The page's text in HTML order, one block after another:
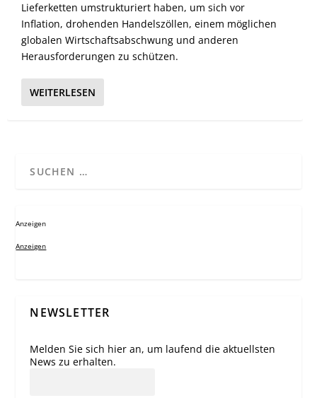
Lieferketten umstrukturiert haben, um sich vor
Inflation, drohenden Handelszöllen, einem möglichen
globalen Wirtschaftsabschwung und anderen
Herausforderungen zu schützen.
WEITERLESEN
Anzeigen
Anzeigen
NEWSLETTER
Melden Sie sich hier an, um laufend die aktuellsten
News zu erhalten.